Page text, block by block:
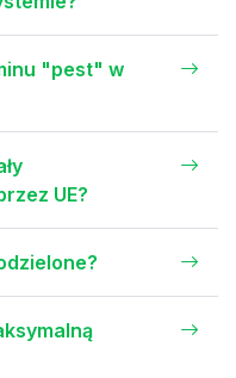
"pest" w
UE?